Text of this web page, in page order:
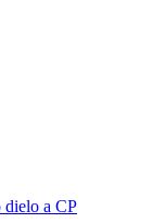
dielo a CP